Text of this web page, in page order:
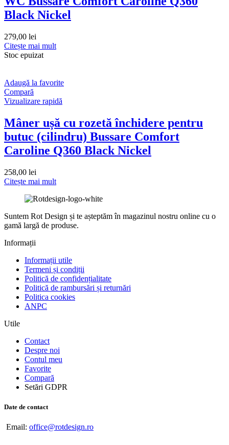
Black Nickel
279,00 lei
Citește mai mult
Stoc epuizat
Adaugă la favorite
Compară
Vizualizare rapidă
Mâner ușă cu rozetă închidere pentru
butuc (cilindru) Bussare Comfort
Caroline Q360 Black Nickel
258,00 lei
Citește mai mult
Suntem Rot Design și te așteptăm în magazinul nostru online cu o
gamă largă de produse.
Informații
Informații utile
Termeni și condiții
Politică de confidențialitate
Politică de rambursări și returnări
Politica cookies
ANPC
Utile
Contact
Despre noi
Contul meu
Favorite
Compară
Setări GDPR
Date de contact
Email: office@rotdesign.ro